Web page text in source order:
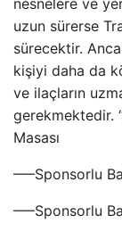
nesnelere ve
uzun sürerse
sürecektir.
kişiyi daha da
ve ilaçların
gerekmektedir.
Masası
—–Sponsorlu
—–Sponsorlu